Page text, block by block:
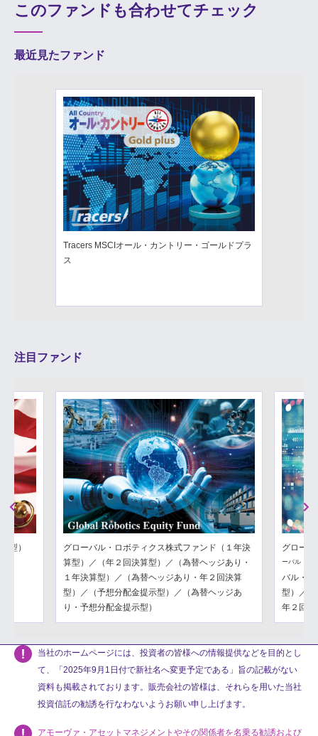
このファンドも合わせてチェック
最近見たファンド
Tracers MSCIオール・カントリー・ゴールドプラ
ス
注目ファンド
Previous
型）
グローバル・ロボティクス株式ファンド（１年決
算型）／（年２回決算型）／（為替ヘッジあり・
１年決算型）／（為替ヘッジあり・年２回決算
型）／（予想分配金提示型）／（為替ヘッジあ
り・予想分配金提示型）
グロー
ーバル・フ
バル・フ
型）／（
年２回決
Next
当社のホームページには、投資者の皆様への情報提供などを目的とし
て、「2025年9月1日付で新社名へ変更予定である」旨の記載がない
資料も掲載されております。販売会社の皆様は、それらを用いた当社
投資信託の勧誘を行なわないようお願い申し上げます。
アモーヴァ・アセットマネジメントやその関係者を名乗る勧誘および